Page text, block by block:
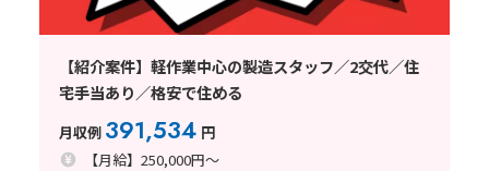
【紹介案件】軽作業中心の製造スタッフ／2交代／住
宅手当あり／格安で住める
月収例 391,534 円
【月給】250,000円～